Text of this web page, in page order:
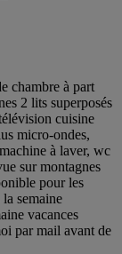
chambre à part
2 lits superposés
cuisine
micro-ondes,
à laver, wc
sur montagnes
pour les
semaine
vacances
par mail avant de